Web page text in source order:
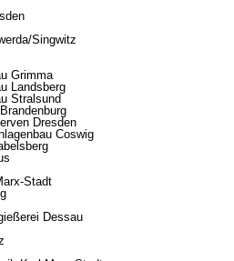
Singwitz
Grimma
Landsberg
Stralsund
Dresden
Coswig
Stadt
Dessau